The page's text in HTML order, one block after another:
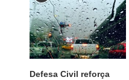
Defesa Civil reforça